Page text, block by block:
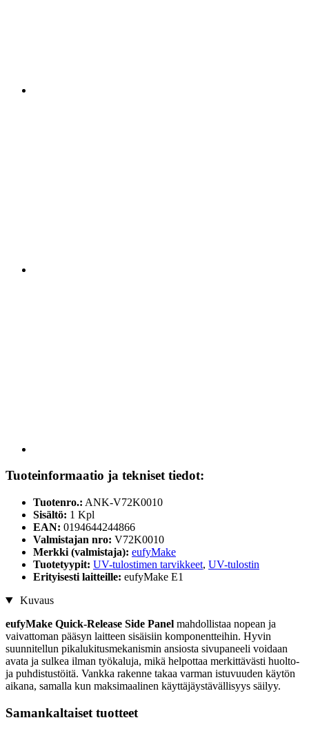
Tuoteinformaatio ja tekniset tiedot:
Tuotenro.: ANK-V72K0010
Sisältö: 1 Kpl
EAN: 0194644244866
Valmistajan nro: V72K0010
Merkki (valmistaja): eufyMake
Tuotetyypit: UV-tulostimen tarvikkeet, UV-tulostin
Erityisesti laitteille: eufyMake E1
Kuvaus
eufyMake Quick-Release Side Panel mahdollistaa nopean ja
vaivattoman pääsyn laitteen sisäisiin komponentteihin. Hyvin
suunnitellun pikalukitusmekanismin ansiosta sivupaneeli voidaan
avata ja sulkea ilman työkaluja, mikä helpottaa merkittävästi huolto-
ja puhdistustöitä. Vankka rakenne takaa varman istuvuuden käytön
aikana, samalla kun maksimaalinen käyttäjäystävällisyys säilyy.
Samankaltaiset tuotteet